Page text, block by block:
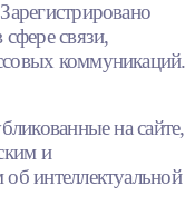
связи,
коммуникаций.
на сайте,
и
интеллектуальной